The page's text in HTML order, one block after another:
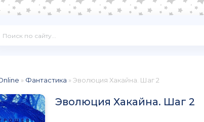
» Фантастика » Эволюция Хакайна. Шаг 2
Эволюция Хакайна. Шаг 2